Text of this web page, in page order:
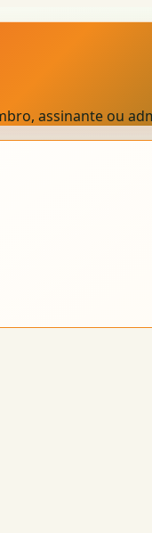
assinante ou